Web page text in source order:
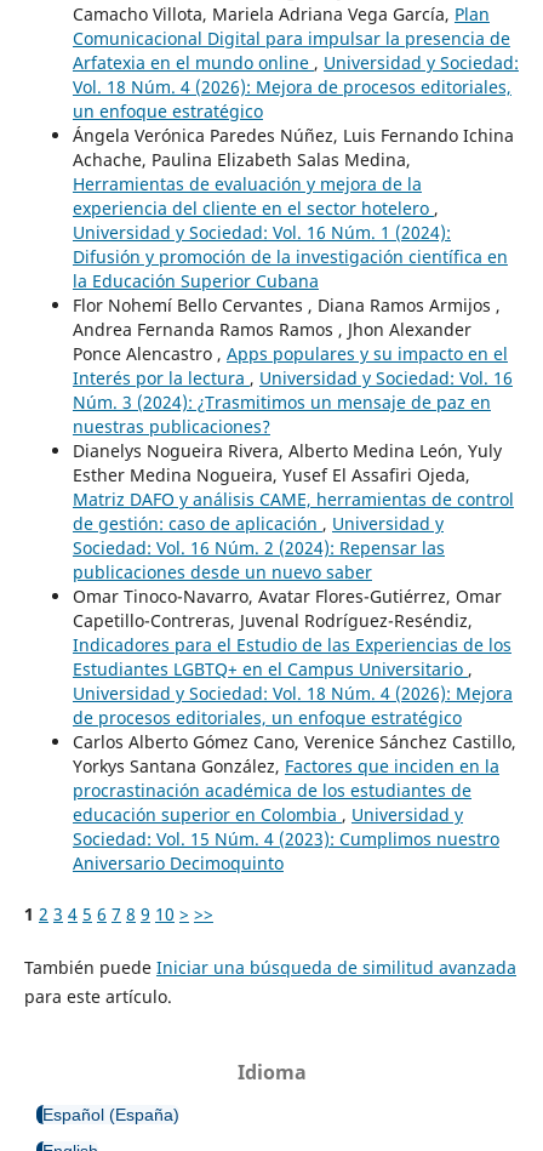
Camacho Villota, Mariela Adriana Vega García, Plan
Comunicacional Digital para impulsar la presencia de
Arfatexia en el mundo online , Universidad y Sociedad:
Vol. 18 Núm. 4 (2026): Mejora de procesos editoriales,
un enfoque estratégico
Ángela Verónica Paredes Núñez, Luis Fernando Ichina
Achache, Paulina Elizabeth Salas Medina,
Herramientas de evaluación y mejora de la
experiencia del cliente en el sector hotelero ,
Universidad y Sociedad: Vol. 16 Núm. 1 (2024):
Difusión y promoción de la investigación científica en
la Educación Superior Cubana
Flor Nohemí Bello Cervantes , Diana Ramos Armijos ,
Andrea Fernanda Ramos Ramos , Jhon Alexander
Ponce Alencastro , Apps populares y su impacto en el
Interés por la lectura , Universidad y Sociedad: Vol. 16
Núm. 3 (2024): ¿Trasmitimos un mensaje de paz en
nuestras publicaciones?
Dianelys Nogueira Rivera, Alberto Medina León, Yuly
Esther Medina Nogueira, Yusef El Assafiri Ojeda,
Matriz DAFO y análisis CAME, herramientas de control
de gestión: caso de aplicación , Universidad y
Sociedad: Vol. 16 Núm. 2 (2024): Repensar las
publicaciones desde un nuevo saber
Omar Tinoco-Navarro, Avatar Flores-Gutiérrez, Omar
Capetillo-Contreras, Juvenal Rodríguez-Reséndiz,
Indicadores para el Estudio de las Experiencias de los
Estudiantes LGBTQ+ en el Campus Universitario ,
Universidad y Sociedad: Vol. 18 Núm. 4 (2026): Mejora
de procesos editoriales, un enfoque estratégico
Carlos Alberto Gómez Cano, Verenice Sánchez Castillo,
Yorkys Santana González, Factores que inciden en la
procrastinación académica de los estudiantes de
educación superior en Colombia , Universidad y
Sociedad: Vol. 15 Núm. 4 (2023): Cumplimos nuestro
Aniversario Decimoquinto
1 2 3 4 5 6 7 8 9 10 > >>
También puede Iniciar una búsqueda de similitud avanzada
para este artículo.
Idioma
Español (España)